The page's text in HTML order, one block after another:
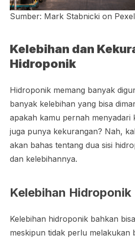
Sumber: Mark Stabnicki on
Kelebihan dan
Hidroponik
Hidroponik memang banyak
banyak kelebihan yang bisa
apakah kamu pernah menyadari
juga punya kekurangan? Nah,
akan bahas tentang dua sisi
dan kelebihannya.
Kelebihan Hidroponik
Kelebihan hidroponik bahkan
meskipun tidak perlu melakukan